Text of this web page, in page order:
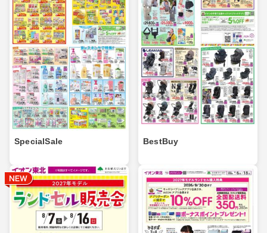
SpecialSale BestBuy